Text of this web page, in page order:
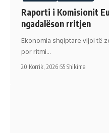
Raporti i Komisionit
ngadalëson rritjen
Ekonomia shqiptare vijoi të
por ritmi…
20 Korrik, 2026 55 Shikime